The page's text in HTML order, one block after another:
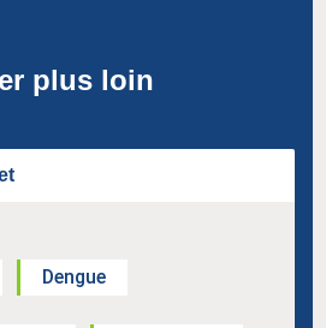
plus loin
Dengue